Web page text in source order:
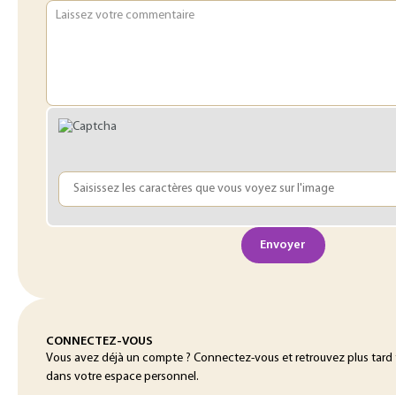
Laissez votre commentaire
Envoyer
CONNECTEZ-VOUS
Vous avez déjà un compte ? Connectez-vous et retrouvez plus
dans votre espace personnel.